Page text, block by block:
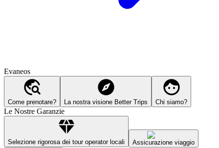
Evaneos
Come prenotare? La nostra visione Better Trips Chi siamo?
Le Nostre Garanzie
Selezione rigorosa dei tour operator locali Assicurazione viaggio